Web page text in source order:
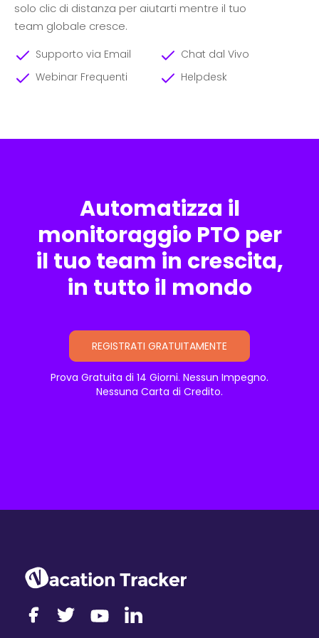
solo clic di distanza per aiutarti mentre il tuo
team globale cresce.
Supporto via Email
Chat dal Vivo
Webinar Frequenti
Helpdesk
Automatizza il
monitoraggio PTO per
il tuo team in crescita,
in tutto il mondo
REGISTRATI GRATUITAMENTE
Prova Gratuita di 14 Giorni. Nessun Impegno.
Nessuna Carta di Credito.